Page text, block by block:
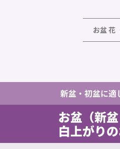
お盆 花
新盆・初盆に適
お盆（新盆
白上がり